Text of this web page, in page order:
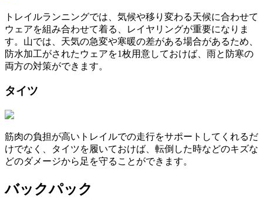
トレイルランニングでは、気候や移り変わる天候に合わせて
ウェアを組み合わせて着る、レイヤリングが重要になりま
す。山では、天気の急変や寒暖の差がある場合があるため、
防水加工がされたウェアを1枚用意しておけば、雨と防寒の
両方の対策ができます。
タイツ
筋肉の負担が高いトレイルでの走行をサポートしてくれるだ
けでなく、タイツを履いておけば、転倒した時などのキズな
どのダメージから足を守ることができます。
バックパック